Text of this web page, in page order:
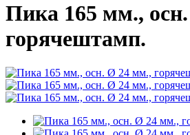
Пика 165 мм.,
горячештамп.